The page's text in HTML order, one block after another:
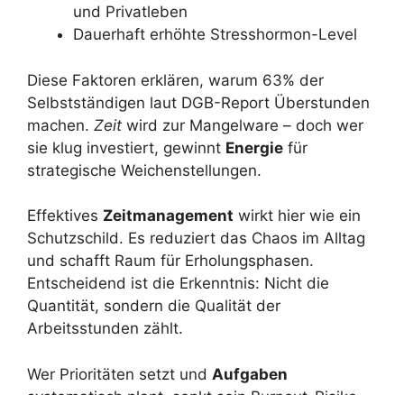
und Privatleben
Dauerhaft erhöhte Stresshormon-Level
Diese Faktoren erklären, warum 63% der
Selbstständigen laut DGB-Report Überstunden
machen. Zeit wird zur Mangelware – doch wer
sie klug investiert, gewinnt Energie für
strategische Weichenstellungen.
Effektives Zeitmanagement wirkt hier wie ein
Schutzschild. Es reduziert das Chaos im Alltag
und schafft Raum für Erholungsphasen.
Entscheidend ist die Erkenntnis: Nicht die
Quantität, sondern die Qualität der
Arbeitsstunden zählt.
Wer Prioritäten setzt und Aufgaben